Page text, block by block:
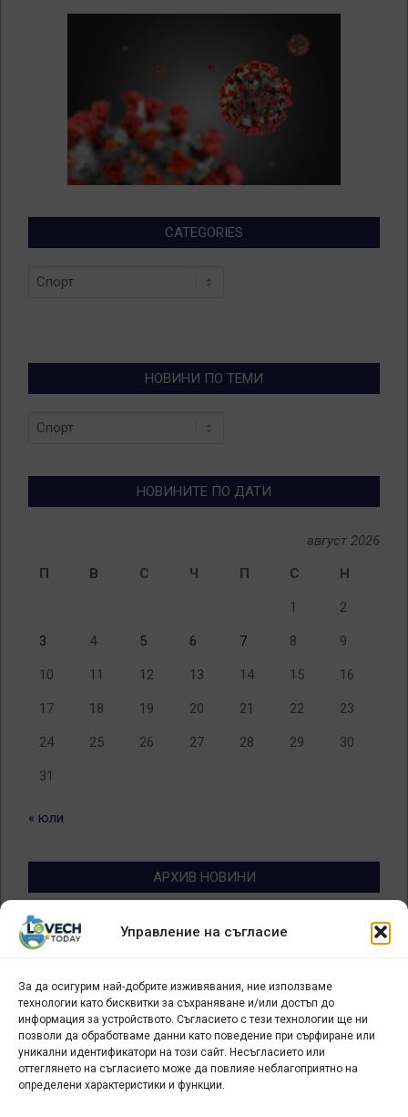
Управление на съгласие
За да осигурим най-добрите изживявания, ние използваме
технологии като бисквитки за съхраняване и/или достъп до
информация за устройството. Съгласието с тези технологии ще ни
позволи да обработваме данни като поведение при сърфиране или
уникални идентификатори на този сайт. Несъгласието или
оттеглянето на съгласието може да повлияе неблагоприятно на
определени характеристики и функции.
CATEGORIES
Categories
НОВИНИ ПО ТЕМИ
Новини
НОВИНИТЕ ПО ДАТИ
август 2026
П
В С Ч П С Н
1 2
3 4 5 6 7 8 9
10 11 12 13 14 15 16
17 18 19 20 21 22 23
24 25 26 27 28 29 30
31
« юли
АРХИВ НОВИНИ
Архив
новини
БИЗНЕС
Арт галерия "Мостове" – магазин за изкуство
СЕВЕРОЗАПАДА ИНФОРМАЦИОНЕН БИЗНЕС
ТУРИСТИЧЕСКИ КЛЪСТЕР